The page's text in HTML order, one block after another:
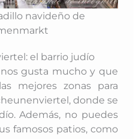
navideño de
el barrio judío
gusta mucho y que
mejores zonas para
donde se
Además, no puedes
famosos patios, como